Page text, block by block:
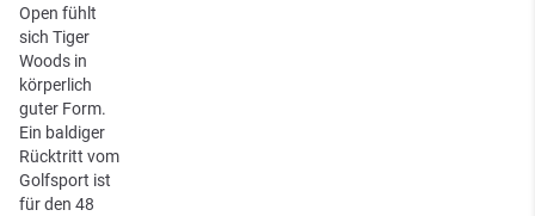
Open fühlt
sich Tiger
Woods in
körperlich
guter Form.
Ein baldiger
Rücktritt vom
Golfsport ist
für den 48